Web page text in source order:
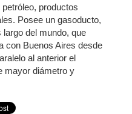
productos
Posee un gasoducto,
del mundo, que
con Buenos Aires desde
al anterior el
mayor diámetro y